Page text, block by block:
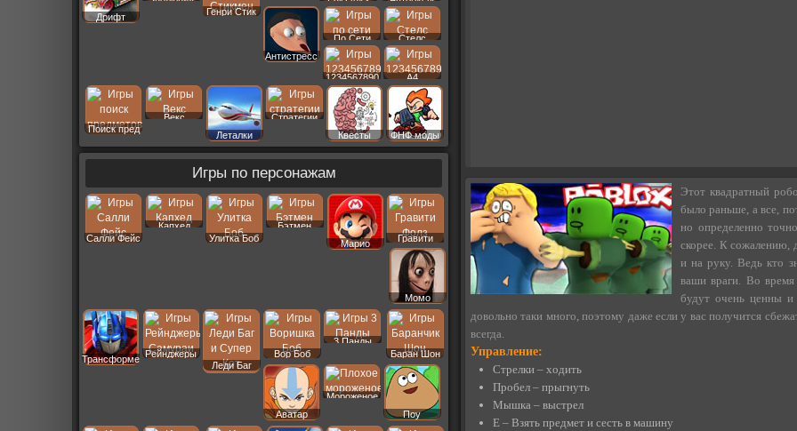
Этот квадратный
было раньше, а все,
но определенно
скорее. К сожалению,
и на руку. Ведь кто
ваши враги. Во время
будут очень ценны и
довольно таки много, поэтому даже если у вас получится
всегда.
Управление:
Стрелки – ходить
Пробел – прыгнуть
Мышка – выстрел
E – Взять предмет и сесть в машину
Дрифт
Генри Стик
Антистресс
По Сети Стелс
1234567890 A4
Поиск пред
Векс
Леталки
Стратегии
Квесты
ФНФ моды
Игры по персонажам
Салли Фейс
Капхед
Улитка Боб
Бэтмен
Марио
Гравити
Фолз
Момо
Трансформеры
Рейнджеры
Леди Баг
Вор Боб
3 Панды
Баран Шон
Аватар
Мороженое
Поу